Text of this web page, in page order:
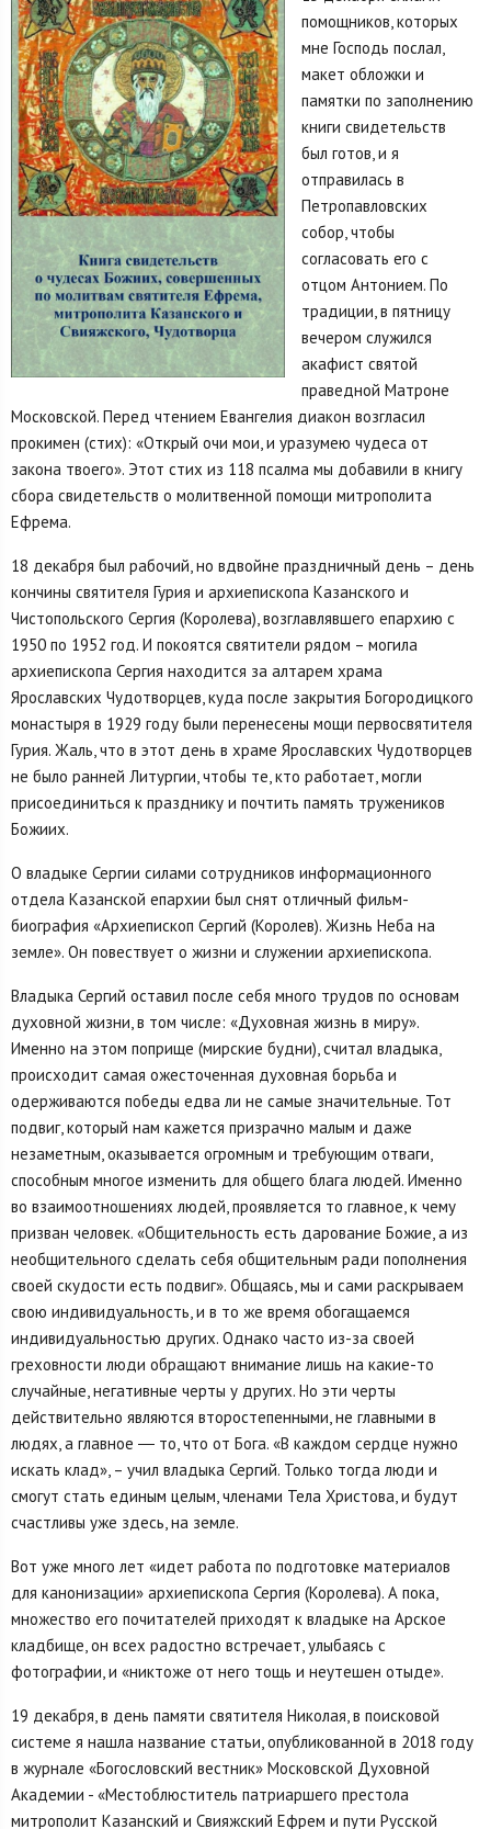
помощников, которых
мне Господь послал,
макет обложки и
памятки по заполнению
книги свидетельств
был готов, и я
отправилась в
Петропавловских
собор, чтобы
согласовать его с
отцом Антонием. По
традиции, в пятницу
вечером служился
акафист святой
праведной Матроне
Московской. Перед чтением Евангелия диакон возгласил
прокимен (стих): «Открый очи мои, и уразумею чудеса от
закона твоего». Этот стих из 118 псалма мы добавили в книгу
сбора свидетельств о молитвенной помощи митрополита
Ефрема.
18 декабря был рабочий, но вдвойне праздничный день – день
кончины святителя Гурия и архиепископа Казанского и
Чистопольского Сергия (Королева), возглавлявшего епархию с
1950 по 1952 год. И покоятся святители рядом – могила
архиепископа Сергия находится за алтарем храма
Ярославских Чудотворцев, куда после закрытия Богородицкого
монастыря в 1929 году были перенесены мощи первосвятителя
Гурия. Жаль, что в этот день в храме Ярославских Чудотворцев
не было ранней Литургии, чтобы те, кто работает, могли
присоединиться к празднику и почтить память тружеников
Божиих.
О владыке Сергии силами сотрудников информационного
отдела Казанской епархии был снят отличный фильм-
биография «Архиепископ Сергий (Королев). Жизнь Неба на
земле». Он повествует о жизни и служении архиепископа.
Владыка Сергий оставил после себя много трудов по основам
духовной жизни, в том числе: «Духовная жизнь в миру».
Именно на этом поприще (мирские будни), считал владыка,
происходит самая ожесточенная духовная борьба и
одерживаются победы едва ли не самые значительные. Тот
подвиг, который нам кажется призрачно малым и даже
незаметным, оказывается огромным и требующим отваги,
способным многое изменить для общего блага людей. Именно
во взаимоотношениях людей, проявляется то главное, к чему
призван человек. «Общительность есть дарование Божие, а из
необщительного сделать себя общительным ради пополнения
своей скудости есть подвиг». Общаясь, мы и сами раскрываем
свою индивидуальность, и в то же время обогащаемся
индивидуальностью других. Однако часто из-за своей
греховности люди обращают внимание лишь на какие-то
случайные, негативные черты у других. Но эти черты
действительно являются второстепенными, не главными в
людях, а главное ― то, что от Бога. «В каждом сердце нужно
искать клад», – учил владыка Сергий. Только тогда люди и
смогут стать единым целым, членами Тела Христова, и будут
счастливы уже здесь, на земле.
Вот уже много лет «идет работа по подготовке материалов
для канонизации» архиепископа Сергия (Королева). А пока,
множество его почитателей приходят к владыке на Арское
кладбище, он всех радостно встречает, улыбаясь с
фотографии, и «никтоже от него тощь и неутешен отыде».
19 декабря, в день памяти святителя Николая, в поисковой
системе я нашла название статьи, опубликованной в 2018 году
в журнале «Богословский вестник» Московской Духовной
Академии - «Местоблюститель патриаршего престола
митрополит Казанский и Свияжский Ефрем и пути Русской